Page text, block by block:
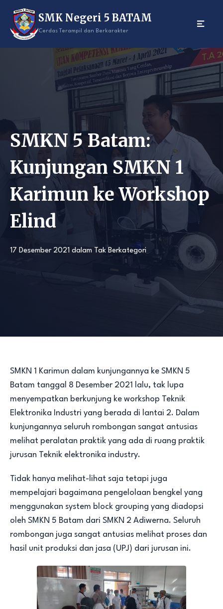
content
SMK Negeri 5 BATAM
Cerdas Terampil dan Berkarakter
SMKN 5 Batam:
Kunjungan SMKN 1
Karimun ke Workshop
Elind
17 Desember 2021 dalam Tak Berkategori
SMKN 1 Karimun dalam kunjungannya ke SMKN 5
Batam tanggal 8 Desember 2021 lalu, tak lupa
menyempatkan berkunjung ke workshop Teknik
Elektronika Industri yang berada di lantai 2. Dalam
kunjungannya seluruh rombongan sangat antusias
melihat peralatan praktik yang ada di ruang praktik
jurusan Teknik elektronika industry.
Tidak hanya melihat-lihat saja tetapi juga
mempelajari bagaimana pengelolaan bengkel yang
menggunakan system block grouping yang diadopsi
oleh SMKN 5 Batam dari SMKN 2 Adiwerna. Seluruh
rombongan juga sangat antusias melihat proses dan
hasil unit produksi dan jasa (UPJ) dari jurusan ini.